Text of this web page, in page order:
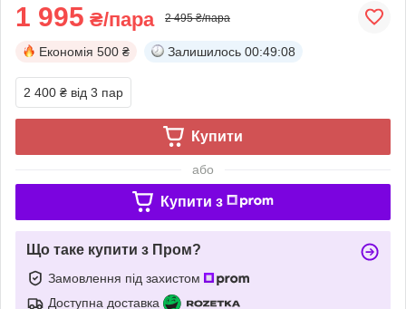
1 995 ₴/пара 2 495 ₴/пара
Економія 500 ₴ Залишилось 00:49:07
2 400 ₴ від 3 пар
Купити
або
Купити з
Що таке купити з Пром?
Замовлення під захистом
Доступна доставка